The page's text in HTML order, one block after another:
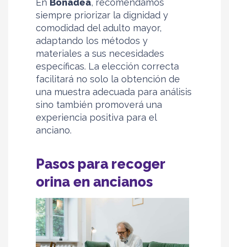
En Bonadea, recomendamos
siempre priorizar la dignidad y
comodidad del adulto mayor,
adaptando los métodos y
materiales a sus necesidades
específicas. La elección correcta
facilitará no solo la obtención de
una muestra adecuada para análisis
sino también promoverá una
experiencia positiva para el
anciano.
Pasos para recoger
orina en ancianos